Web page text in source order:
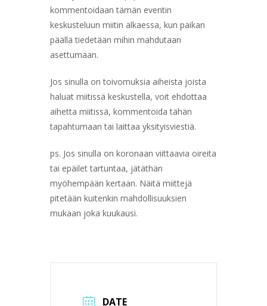
kommentoidaan tämän eventin
keskusteluun miitin alkaessa, kun paikan
päällä tiedetään mihin mahdutaan
asettumaan.
Jos sinulla on toivomuksia aiheista joista
haluat miitissä keskustella, voit ehdottaa
aihetta miitissä, kommentoida tähän
tapahtumaan tai laittaa yksityisviestiä.
ps. Jos sinulla on koronaan viittaavia oireita
tai epäilet tartuntaa, jätäthän
myöhempään kertaan. Näitä miittejä
pitetään kuitenkin mahdollisuuksien
mukaan joka kuukausi.
DATE